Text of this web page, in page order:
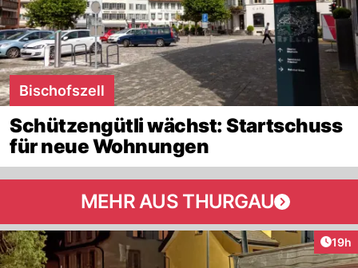
Bischofszell
Schützengütli wächst: Startschuss
für neue Wohnungen
MEHR AUS THURGAU
19h